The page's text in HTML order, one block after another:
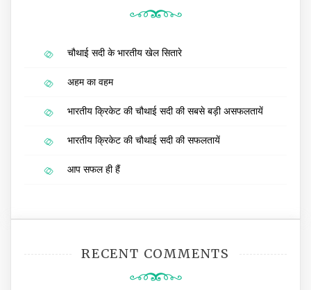
चौथाई सदी के भारतीय खेल सितारे
अहम का वहम
भारतीय क्रिकेट की चौथाई सदी की सबसे बड़ी असफलतायें
भारतीय क्रिकेट की चौथाई सदी की सफलतायें
आप सफल ही हैं
RECENT COMMENTS